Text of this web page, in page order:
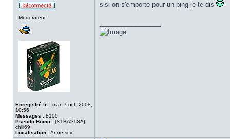
Moderateur
Enregistré le : mar. 7 oct. 2008,
10:56
Messages : 8100
Pseudo Boinc : [XTBA>TSA]
chili69
Localisation :Anne scie
sisi on s'emporte pour un ping je te dis